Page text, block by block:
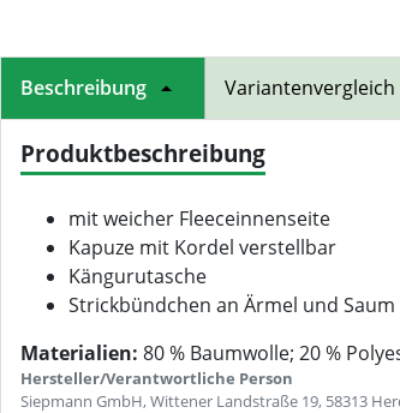
Beschreibung
Produktbeschreibung
mit weicher Fleeceinnenseite
Kapuze mit Kordel verstellbar
Kängurutasche
Strickbündchen an Ärmel und Saum
Materialien: 80 % Baumwolle; 20 %
Hersteller/Verantwortliche Person
Siepmann GmbH, Wittener Landstraße 19, 58313
Variantenvergleich